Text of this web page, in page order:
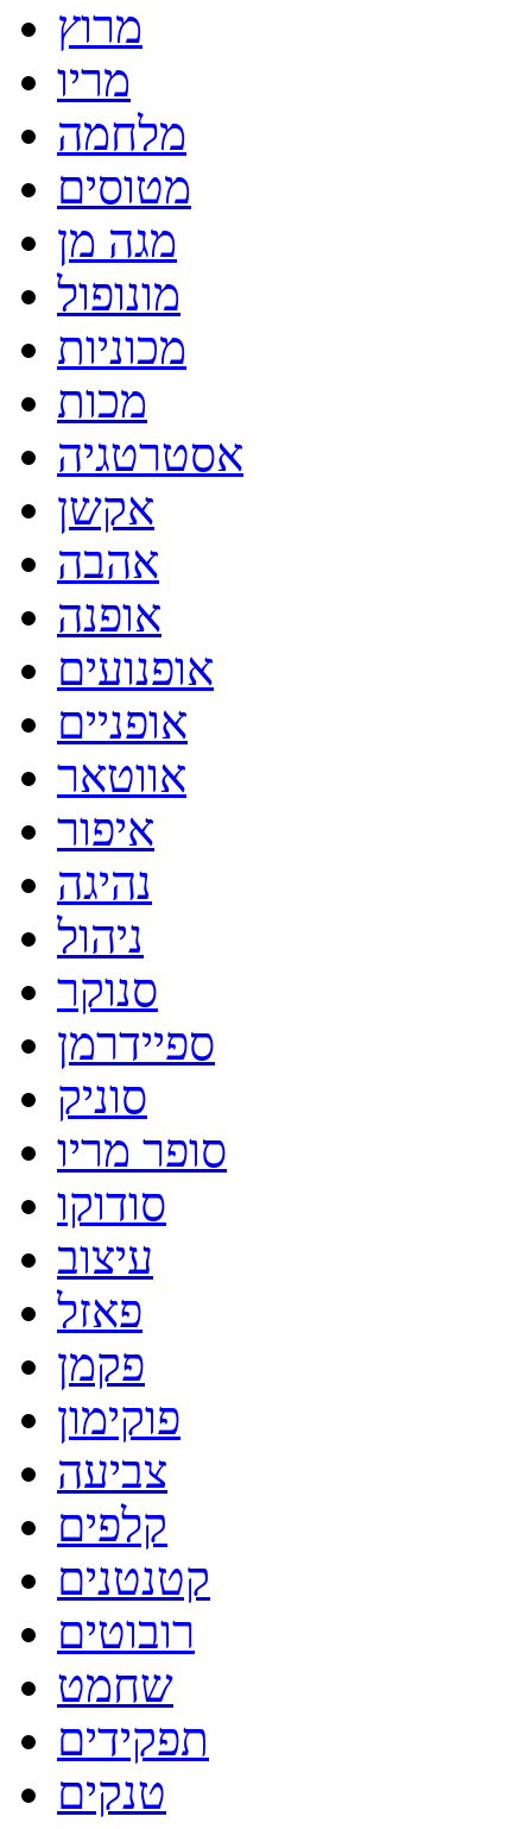
מרוץ
מריו
מלחמה
מטוסים
מגה מן
מונופול
מכוניות
מכות
אסטרטגיה
אקשן
אהבה
אופנה
אופנועים
אופניים
אווטאר
איפור
נהיגה
ניהול
סנוקר
ספיידרמן
סוניק
סופר מריו
סודוקו
עיצוב
פאזל
פקמן
פוקימון
צביעה
קלפים
קטנטנים
רובוטים
שחמט
תפקידים
טנקים